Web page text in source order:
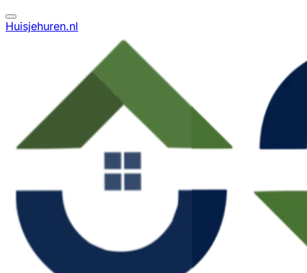
Huisjehuren.nl